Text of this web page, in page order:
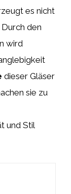
es nicht
den
wird
dieser Gläser
sie zu
und Stil